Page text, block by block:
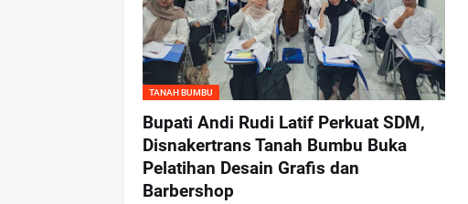
TANAH BUMBU
Bupati Andi Rudi Latif Perkuat SDM,
Disnakertrans Tanah Bumbu Buka
Pelatihan Desain Grafis dan
Barbershop